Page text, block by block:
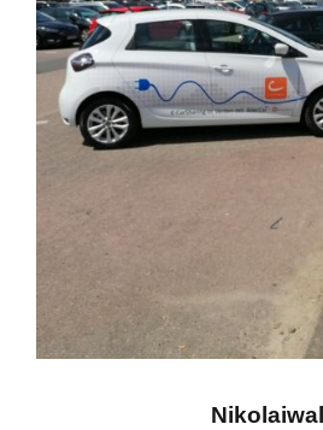
Nikolaiwall